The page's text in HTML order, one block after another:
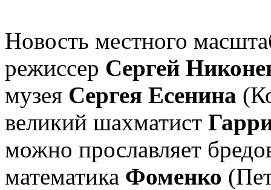
Новость местного
режиссер Сергей
музея Сергея Есенина
великий шахматист
можно прославляет
математика Фоменко